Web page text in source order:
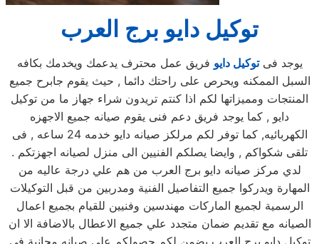
توكيل دايو برج العرب
يوجد فىتوكيل دايو فريق عمل محترف يدعمك ويخدمك بكافه
السبل الممكنه ويحرص على راحتك دائما , حيث يقوم جابرح جميع
المنتجات ومميزاتها لكم اذا كنتم تريدون شراء جهاز ما من توكيل
دايو , كما يوجد فريق دعم فنى يقوم صيانه جميع الاجهزه
الكهربائيه, كما توفر لكم مرلكز صيانه دايو خدمه 24 ساعه , فى
تلقى شكواكم , وايضا يصلكم الفنيين الى منزل لصيانه اجهزتكم .
لدي مركز صيانه دايو برج العرب من هم علي درجة عاليه من
المهارة ويدركوا جميع التفاصيل الفنية ومدربين من قبل التوكيلات
الرسمية لجميع الماركات مهندسين وفنيين للقيام بجميع اعمال
الصيانه مع تقديم ضمان متجدد علي جميع الاعطال بالاضافة الا ان
توكيل دايو برج العرب يضمن لكم حصولكم علي صيانه مجانية في